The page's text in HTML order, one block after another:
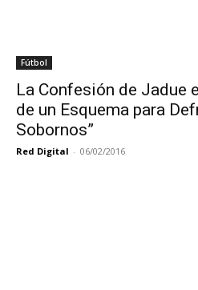
Fútbol
La Confesión de Jadue
de un Esquema para
Sobornos”
Red Digital - 06/02/2016